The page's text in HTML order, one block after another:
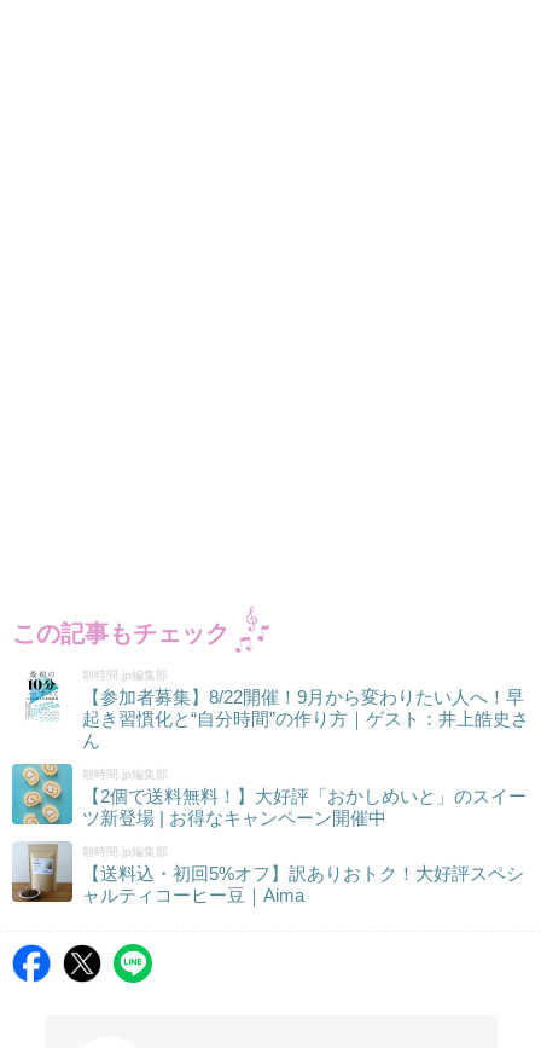
この記事もチェック
朝時間.jp編集部
【参加者募集】8/22開催！9月から変わりたい人へ！早
起き習慣化と“自分時間”の作り方｜ゲスト：井上皓史さ
ん
朝時間.jp編集部
【2個で送料無料！】大好評「おかしめいと」のスイー
ツ新登場 | お得なキャンペーン開催中
朝時間.jp編集部
【送料込・初回5%オフ】訳ありおトク！大好評スペシ
ャルティコーヒー豆｜Aima